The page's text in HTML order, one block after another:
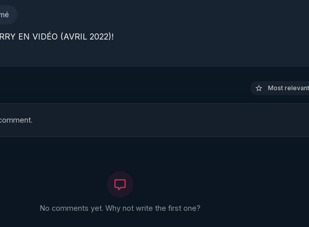
EN VIDÉO (AVRIL 2022)!
Most
No comments yet. Why not write the first one?